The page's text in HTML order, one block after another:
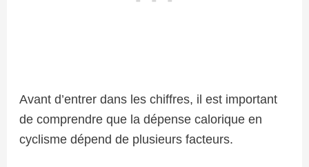
Avant d’entrer dans les chiffres, il est important
de comprendre que la dépense calorique en
cyclisme dépend de plusieurs facteurs.